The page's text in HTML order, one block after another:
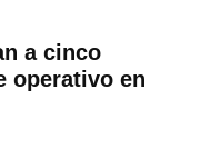
a cinco
operativo en